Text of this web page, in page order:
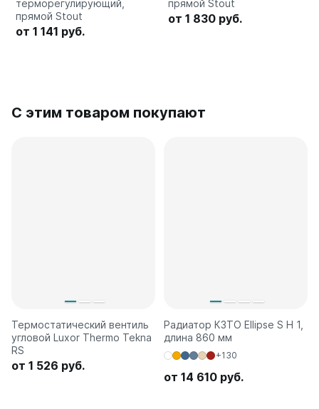
терморегулирующий,
прямой Stout
от 1 141 руб.
прямой Stout
от 1 830 руб.
С этим товаром покупают
Термостатический вентиль
угловой Luxor Thermo Tekna
RS
от 1 526 руб.
Радиатор КЗТО Ellipse S H 1,
длина 860 мм
+130
от 14 610 руб.